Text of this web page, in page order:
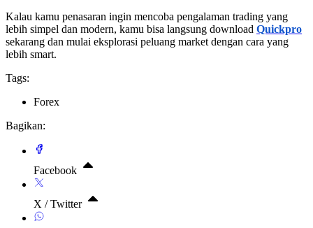
Kalau kamu penasaran ingin mencoba pengalaman trading yang
lebih simpel dan modern, kamu bisa langsung download Quickpro
sekarang dan mulai eksplorasi peluang market dengan cara yang
lebih smart.
Tags:
Forex
Bagikan:
Facebook
X / Twitter